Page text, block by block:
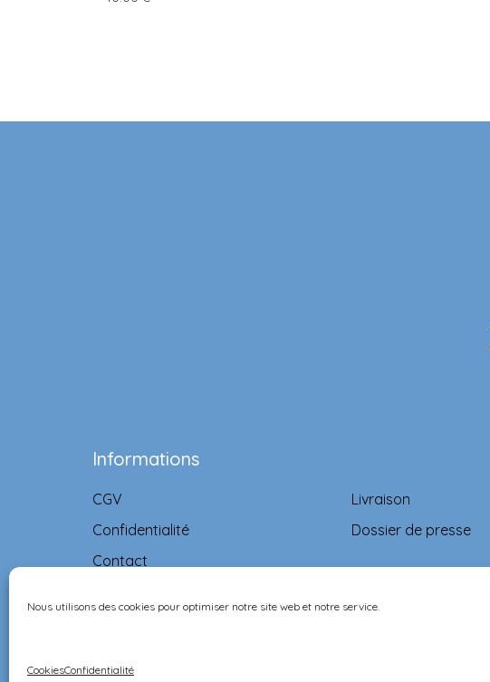
Nous utilisons des cookies pour optimiser notre site web et notre service.
CookiesConfidentialité
Informations
CGV
Confidentialité
Contact
Livraison
Dossier de presse